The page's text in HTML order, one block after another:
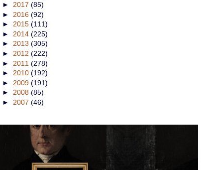
► 2017 (85)
► 2016 (92)
► 2015 (111)
► 2014 (225)
► 2013 (305)
► 2012 (222)
► 2011 (278)
► 2010 (192)
► 2009 (191)
► 2008 (85)
► 2007 (46)